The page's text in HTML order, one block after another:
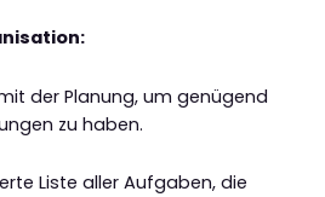
der Planung, um genügend
zu haben.
Liste aller Aufgaben, die